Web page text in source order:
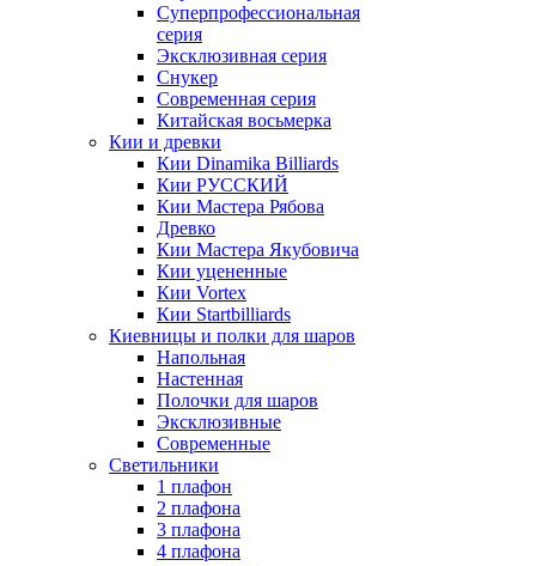
Суперпрофессиональная
серия
Эксклюзивная серия
Снукер
Современная серия
Китайская восьмерка
Кии и древки
Кии Dinamika Billiards
Кии РУССКИЙ
Кии Мастера Рябова
Древко
Кии Мастера Якубовича
Кии уцененные
Кии Vortex
Кии Startbilliards
Киевницы и полки для шаров
Напольная
Настенная
Полочки для шаров
Эксклюзивные
Современные
Светильники
1 плафон
2 плафона
3 плафона
4 плафона